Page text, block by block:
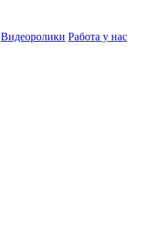
Видеоролики Работа у нас